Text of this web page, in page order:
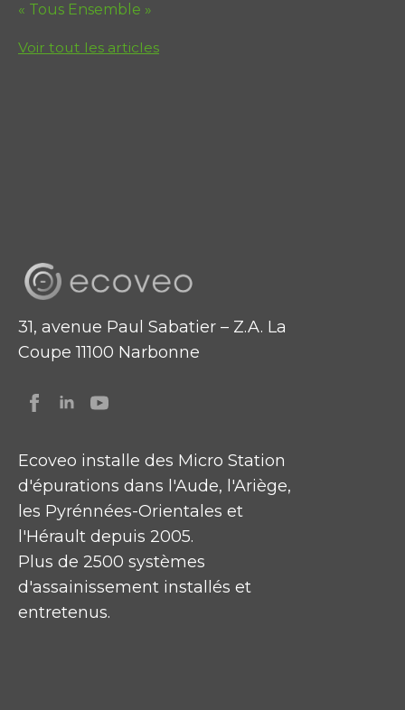
« Tous Ensemble »
Voir tout les articles
31, avenue Paul Sabatier – Z.A. La
Coupe 11100 Narbonne
Ecoveo installe des Micro Station
d'épurations dans l'Aude, l'Ariège,
les Pyrénnées-Orientales et
l'Hérault depuis 2005.
Plus de 2500 systèmes
d'assainissement installés et
entretenus.